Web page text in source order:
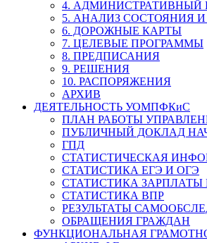
4. АДМИНИСТРАТИВНЫЙ
5. АНАЛИЗ СОСТОЯНИЯ
6. ДОРОЖНЫЕ КАРТЫ
7. ЦЕЛЕВЫЕ ПРОГРАММЫ
8. ПРЕДПИСАНИЯ
9. РЕШЕНИЯ
10. РАСПОРЯЖЕНИЯ
АРХИВ
ДЕЯТЕЛЬНОСТЬ УОМПФКиС
ПЛАН РАБОТЫ
ПУБЛИЧНЫЙ ДОКЛАД
ГПД
СТАТИСТИЧЕСКАЯ
СТАТИСТИКА ЕГЭ И ОГЭ
СТАТИСТИКА
СТАТИСТИКА ВПР
РЕЗУЛЬТАТЫ
ОБРАЩЕНИЯ ГРАЖДАН
ФУНКЦИОНАЛЬНАЯ